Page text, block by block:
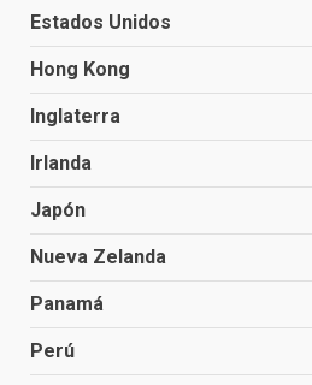
Estados Unidos
Hong Kong
Inglaterra
Irlanda
Japón
Nueva Zelanda
Panamá
Perú